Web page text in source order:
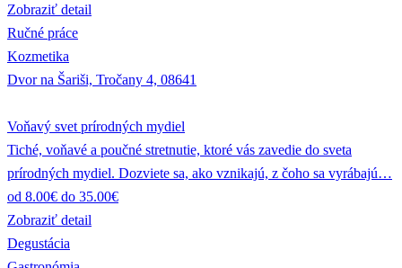
Zobraziť detail
Ručné práce
Kozmetika
Dvor na Šariši, Tročany 4, 08641
Voňavý svet prírodných mydiel
Tiché, voňavé a poučné stretnutie, ktoré vás zavedie do sveta
prírodných mydiel. Dozviete sa, ako vznikajú, z čoho sa vyrábajú…
od 8.00€ do 35.00€
Zobraziť detail
Degustácia